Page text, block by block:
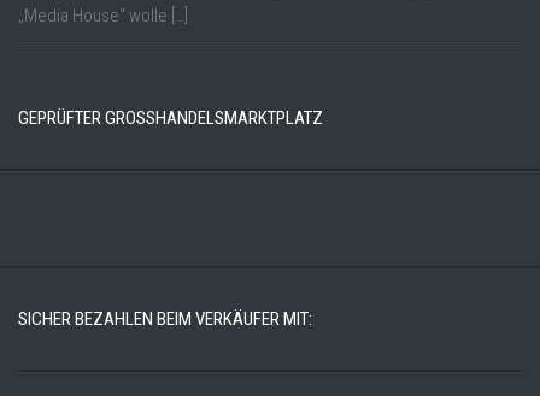
„Media House“ wolle […]
GEPRÜFTER GROSSHANDELSMARKTPLATZ
SICHER BEZAHLEN BEIM VERKÄUFER MIT: